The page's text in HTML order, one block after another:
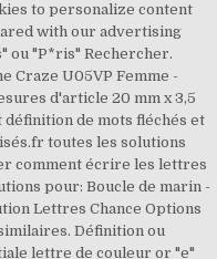
to personalize content
with our advertising
ou "P*ris" Rechercher.
Craze U05VP Femme -
d'article 20 mm x 3,5
définition de mots fléchés et
toutes les solutions
comment écrire les lettres
pour: Boucle de marin -
Lettres Chance Options
Définition ou
lettre de couleur or "e"